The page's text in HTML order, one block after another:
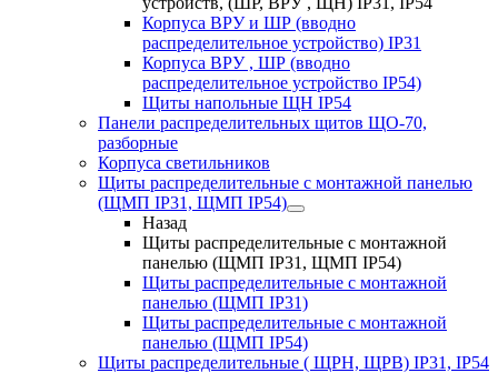
Корпуса ВРУ и ШР (вводно
распределительное устройство) IP31
Корпуса ВРУ , ШР (вводно
распределительное устройство IP54)
Щиты напольные ЩН IP54
Панели распределительных щитов ЩО-70,
разборные
Корпуса светильников
Щиты распределительные с монтажной панелью
(ЩМП IP31, ЩМП IP54)
Назад
Щиты распределительные с монтажной
панелью (ЩМП IP31, ЩМП IP54)
Щиты распределительные с монтажной
панелью (ЩМП IP31)
Щиты распределительные с монтажной
панелью (ЩМП IP54)
Щиты распределительные ( ЩРН, ЩРВ) IP31, IP54